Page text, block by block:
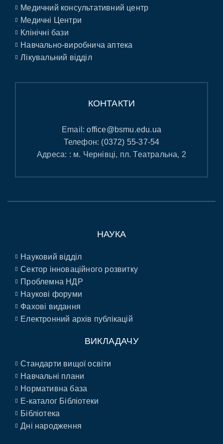
Медичний консультативний центр
Медичні Центри
Клінічні бази
Навчально-виробнича аптека
Лікувальний відділ
КОНТАКТИ
Email:office@bsmu.edu.ua
Телефон: (0372) 55-37-54
Адреса: : м. Чернівці, пл. Театральна, 2
НАУКА
Науковий відділ
Сектор інноваційного розвитку
Проблемна НДР
Наукові форуми
Фахові видання
Електронний архів публікацій
ВИКЛАДАЧУ
Стандарти вищої освіти
Навчальні плани
Нормативна база
E-каталог Бібліотеки
Бібліотека
Дні народження